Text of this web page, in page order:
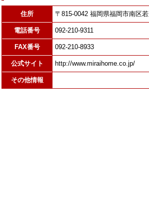
住所 〒815-0042 福岡県福岡市南区
電話番号 092-210-9311
FAX番号 092-210-8933
公式サイト http://www.miraihome.co.jp/
その他情報